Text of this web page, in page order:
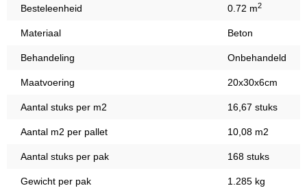
Besteleenheid 0.72 m2
Materiaal Beton
Behandeling Onbehandeld
Maatvoering 20x30x6cm
Aantal stuks per m2 16,67 stuks
Aantal m2 per pallet 10,08 m2
Aantal stuks per pak 168 stuks
Gewicht per pak 1.285 kg